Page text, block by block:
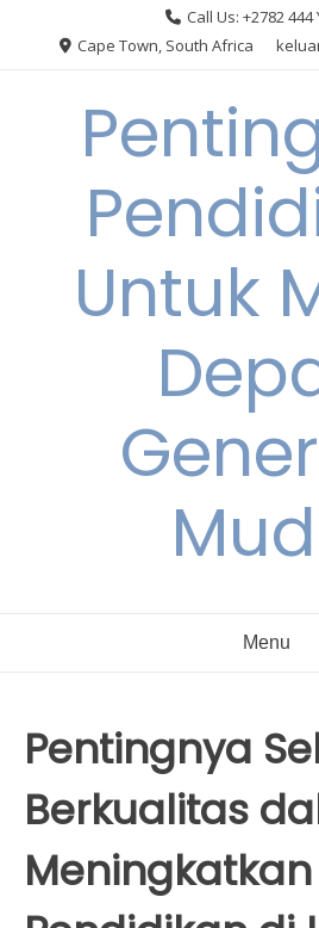
Call Us: +2782 444
Cape Town, South Africa
Untuk
Menu
Pentingnya
Berkualitas